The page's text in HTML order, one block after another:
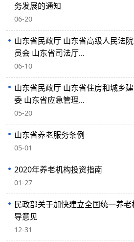
务发展的通知
06-20
山东省民政厅 山东省高级人民法
员会 山东省司法厅...
06-10
山东省民政厅 山东省住房和城乡
委 山东省应急管理...
05-20
山东省养老服务条例
05-01
2020年养老机构投资指南
01-27
民政部关于加快建立全国统一养
导意见
12-31